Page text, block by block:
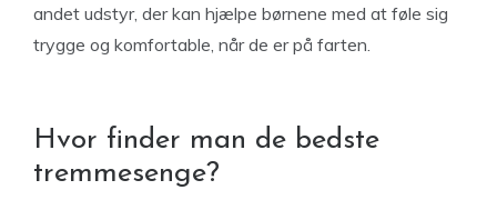
andet udstyr, der kan hjælpe børnene med at føle sig
trygge og komfortable, når de er på farten.
Hvor finder man de bedste
tremmesenge?